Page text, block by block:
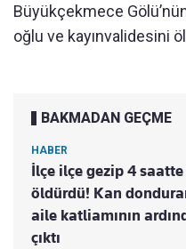
Büyükçekmece
oğlu ve kayınvalidesini
BAKMADAN GEÇME
HABER
İlçe ilçe gezip 4
öldürdü! Kan
aile katliamının
çıktı